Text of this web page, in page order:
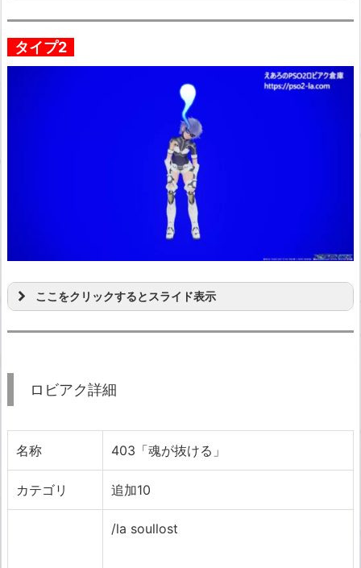
タイプ2
ここをクリックするとスライド表示
ロビアク詳細
名称 403「魂が抜ける」
カテゴリ 追加10
/la soullost